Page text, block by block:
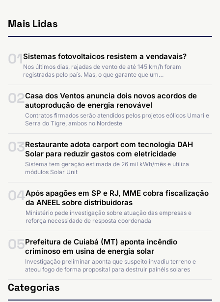
Mais Lidas
01Sistemas fotovoltaicos resistem a vendavais?
Nos últimos dias, rajadas de vento de até 145 km/h foram
registradas pelo país. Mas, o que garante que um…
02Casa dos Ventos anuncia dois novos acordos de
autoprodução de energia renovável
Contratos firmados serão atendidos pelos projetos eólicos Umari e
Serra do Tigre, ambos no Nordeste
03Restaurante adota carport com tecnologia DAH
Solar para reduzir gastos com eletricidade
Sistema tem geração estimada de 26 mil kWh/mês e utiliza
módulos Solar Unit
04Após apagões em SP e RJ, MME cobra fiscalização
da ANEEL sobre distribuidoras
Ministério pede investigação sobre atuação das empresas e
reforça necessidade de resposta coordenada
05Prefeitura de Cuiabá (MT) aponta incêndio
criminoso em usina de energia solar
Investigação preliminar aponta que suspeito invadiu terreno e
ateou fogo de forma proposital para destruir painéis solares
Categorias